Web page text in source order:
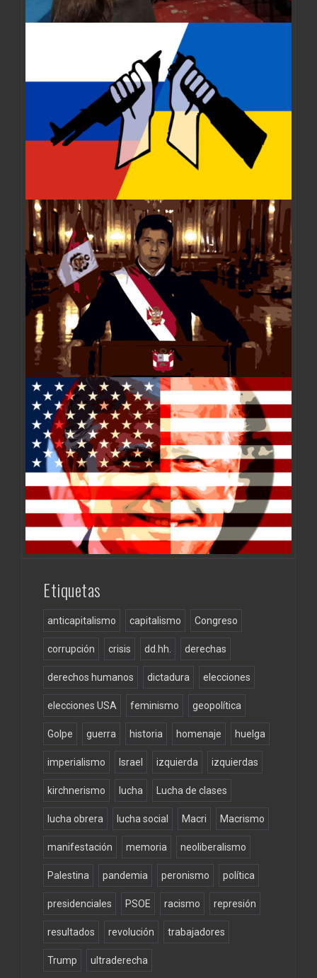
Etiquetas
anticapitalismo capitalismo Congreso
corrupción crisis dd.hh. derechas
derechos humanos dictadura elecciones
elecciones USA feminismo geopolítica
Golpe guerra historia homenaje huelga
imperialismo Israel izquierda izquierdas
kirchnerismo lucha Lucha de clases
lucha obrera lucha social Macri Macrismo
manifestación memoria neoliberalismo
Palestina pandemia peronismo política
presidenciales PSOE racismo represión
resultados revolución trabajadores
Trump ultraderecha